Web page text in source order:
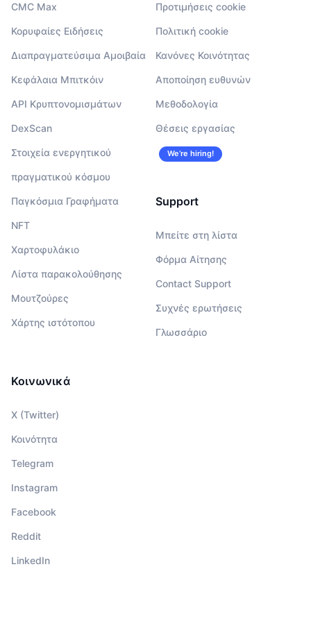
CMC Max
Κορυφαίες Ειδήσεις
Διαπραγματεύσιμα Αμοιβαία
Κεφάλαια Μπιτκόιν
API Κρυπτονομισμάτων
DexScan
Στοιχεία ενεργητικού
πραγματικού κόσμου
Παγκόσμια Γραφήματα
NFT
Χαρτοφυλάκιο
Λίστα παρακολούθησης
Μουτζούρες
Χάρτης ιστότοπου
Προτιμήσεις cookie
Πολιτική cookie
Κανόνες Κοινότητας
Αποποίηση ευθυνών
Μεθοδολογία
Θέσεις εργασίας
We’re hiring!
Support
Μπείτε στη λίστα
Φόρμα Αίτησης
Contact Support
Συχνές ερωτήσεις
Γλωσσάριο
Κοινωνικά
X (Twitter)
Κοινότητα
Telegram
Instagram
Facebook
Reddit
LinkedIn